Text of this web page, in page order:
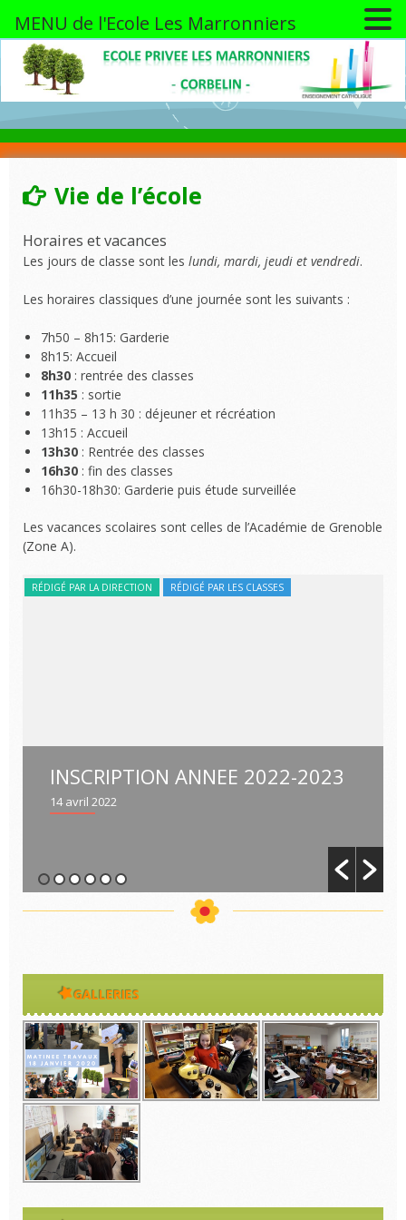
content
Vie de l’école
Horaires et vacances
Les jours de classe sont les lundi, mardi, jeudi et vendredi.
Les horaires classiques d’une journée sont les suivants :
7h50 – 8h15: Garderie
8h15: Accueil
8h30 : rentrée des classes
11h35 : sortie
11h35 – 13 h 30 : déjeuner et récréation
13h15 : Accueil
13h30 : Rentrée des classes
16h30 : fin des classes
16h30-18h30: Garderie puis étude surveillée
Les vacances scolaires sont celles de l’Académie de Grenoble
(Zone A).
RÉDIGÉ PAR LA DIRECTION RÉDIGÉ PAR LES CLASSES
INSCRIPTION ANNEE 2022-2023
14 avril 2022
GALLERIES
MENU de l'Ecole Les Marronniers